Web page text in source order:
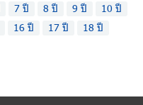
7 ปี 8 ปี 9 ปี
10 ปี
16 ปี 17 ปี
18 ปี